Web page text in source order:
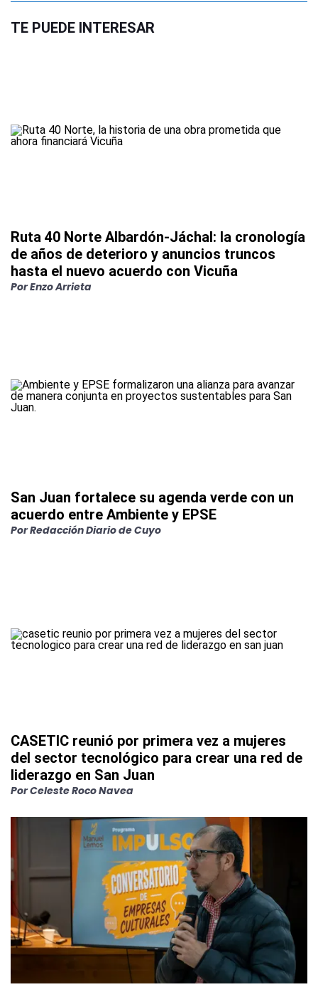
TE PUEDE INTERESAR
Ruta 40 Norte Albardón-Jáchal: la cronología
de años de deterioro y anuncios truncos
hasta el nuevo acuerdo con Vicuña
PorEnzo Arrieta
San Juan fortalece su agenda verde con un
acuerdo entre Ambiente y EPSE
PorRedacción Diario de Cuyo
CASETIC reunió por primera vez a mujeres
del sector tecnológico para crear una red de
liderazgo en San Juan
PorCeleste Roco Navea